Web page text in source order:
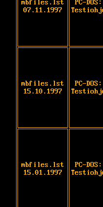
mbfiles.lst
07.11.1997
PC-
mbfiles.lst
15.10.1997
PC-
mbfiles.lst
15.01.1997
PC-